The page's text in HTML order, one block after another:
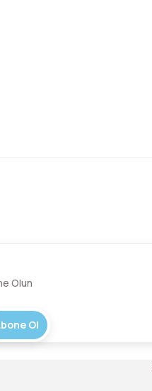
Olun
Ol